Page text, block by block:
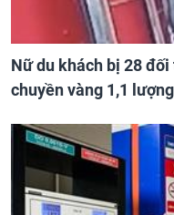
Nữ du khách bị 28
chuyền vàng 1,1 lượng